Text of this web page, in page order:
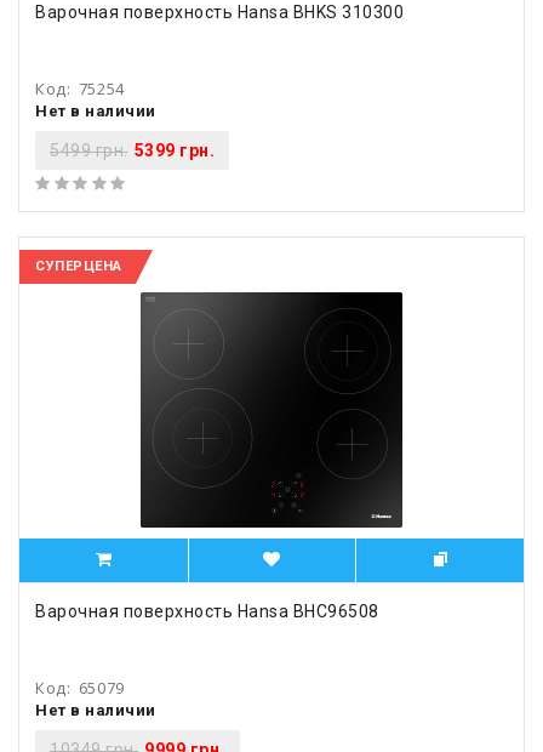
Варочная поверхность Hansa BHKS 310300
Код: 75254
Нет в наличии
5499 грн. 5399 грн.
СУПЕРЦЕНА
Варочная поверхность Hansa BHC96508
Код: 65079
Нет в наличии